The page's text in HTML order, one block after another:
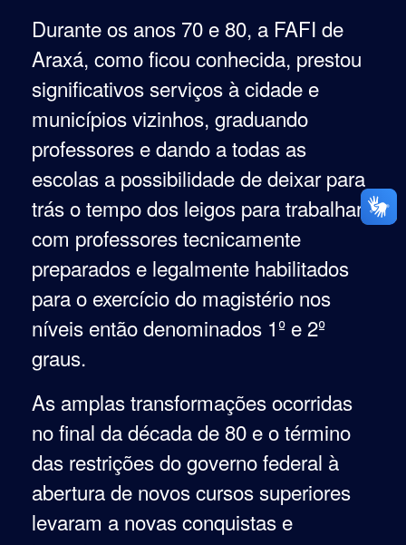
Durante os anos 70 e 80, a FAFI de
Araxá, como ficou conhecida, prestou
significativos serviços à cidade e
municípios vizinhos, graduando
professores e dando a todas as
escolas a possibilidade de deixar para
trás o tempo dos leigos para trabalhar
com professores tecnicamente
preparados e legalmente habilitados
para o exercício do magistério nos
níveis então denominados 1º e 2º
graus.
As amplas transformações ocorridas
no final da década de 80 e o término
das restrições do governo federal à
abertura de novos cursos superiores
levaram a novas conquistas e